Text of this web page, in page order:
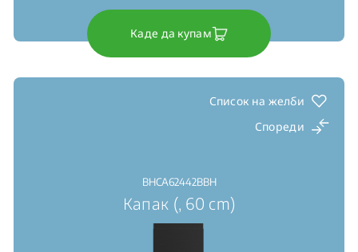
Каде да купам
Список на желби
Спореди
BHCA62442BBH
Капак (, 60 cm)